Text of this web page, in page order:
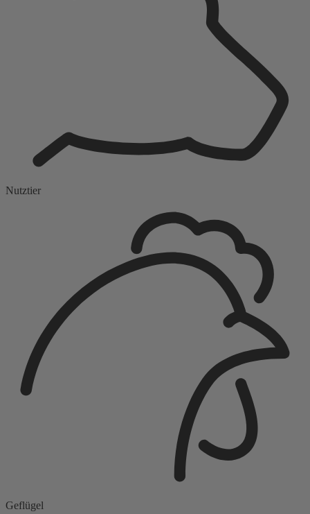
Nutztier
Geflügel